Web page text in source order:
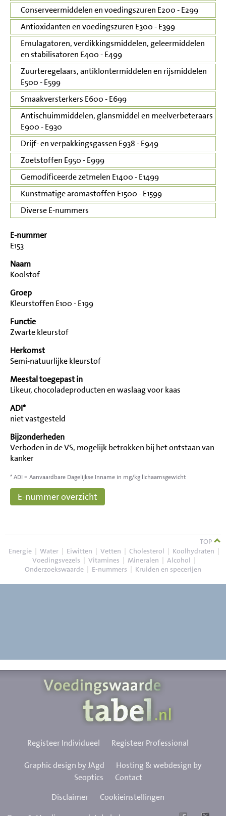
Conserveermiddelen en voedingszuren E200 - E299
Antioxidanten en voedingszuren E300 - E399
Emulagatoren, verdikkingsmiddelen, geleermiddelen
en stabilisatoren E400 - E499
Zuurteregelaars, antiklontermiddelen en rijsmiddelen
E500 - E599
Smaakversterkers E600 - E699
Antischuimmiddelen, glansmiddel en meelverbeteraars
E900 - E930
Drijf- en verpakkingsgassen E938 - E949
Zoetstoffen E950 - E999
Gemodificeerde zetmelen E1400 - E1499
Kunstmatige aromastoffen E1500 - E1599
Diverse E-nummers
E-nummer
E153
Naam
Koolstof
Groep
Kleurstoffen E100 - E199
Functie
Zwarte kleurstof
Herkomst
Semi-natuurlijke kleurstof
Meestal toegepast in
Likeur, chocoladeproducten en waslaag voor kaas
ADI*
niet vastgesteld
Bijzonderheden
Verboden in de VS, mogelijk betrokken bij het ontstaan van
kanker
* ADI = Aanvaardbare Dagelijkse Inname in mg/kg lichaamsgewicht
E-nummer overzicht
TOP
Energie | Water | Eiwitten | Vetten | Cholesterol | Koolhydraten |
Voedingsvezels | Vitamines | Mineralen | Alcohol |
Onderzoekswaarde | E-nummers | Kruiden en specerijen
Registeer Individueel Registeer Professional
Graphic design by JAgd
Hosting & webdesign by
Seoptics
Contact
Disclaimer
Cookieinstellingen